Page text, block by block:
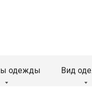
одежды Вид